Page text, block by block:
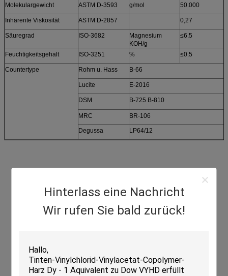
Hinterlass eine Nachricht
Wir rufen Sie bald zurück!
Molekulargewicht ASTM D-3593 g/mol 50.000
Inhärente Viskosität ASTM D-2857 0,27
Säuregrad ISO-3682
Magnesium
KOH/g
≤6.5
Feuchtigkeitsgehalt ISO-3251 % ≤0.5
Countertype Rohm u. Hass B-66
Lucite E-2016
DSM B-725 B-810
MRC BR-106
Degussa LP64/12